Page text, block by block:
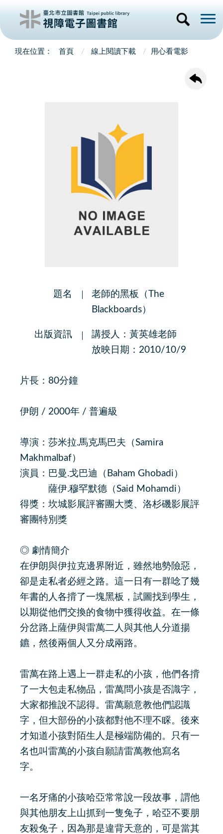
首頁 線上閱讀下載 用心看電影
題名
老師的黑板（The
Blackboards）
出版資訊
講授人：黃英雄老師
放映日期：2010/10/9
片長：80分鐘
伊朗 / 2000年 / 普遍級
導演：莎米拉.馬克馬巴夫（Samira
Makhmalbaf）
演員：巴曼.戈巴迪（Baham Ghobadi）
薩伊.穆罕默德（Said Mohamdi）
得獎：坎城影展評審團大獎、洛杉磯影展評
審團特別獎
◎ 劇情簡介
在伊朗與伊拉克邊界附近，雖然地勢險惡，
卻是走私者必經之路。這一日有一群唸了幾
年書的人各揹了一塊黑板，試圖找到學生，
以期從他們交換的食物中獲得收益。在一條
分岔路上薩伊與雷萬二人與其他人分道揚
鑣，然後兩個人又分成兩路。
雷萬在路上遇上一群走私的小孩，他們各揹
了一大包走私物品，雷萬問小孩是否識字，
大家都推說不認得。雷萬願意教他們認識
字，但大部份的小孩都對他不理不睬。後來
才知道小孩對陌生人是極端防備的。只有一
名也叫雷萬的小孩自願請雷萬教他寫名
字。
一名牙痛的小孩哈亞常常說一段故事，謂他
與其他朋友上山抓到一隻兔子，哈亞不要朋
友殺兔子，因為那是違背天意的，可是當其